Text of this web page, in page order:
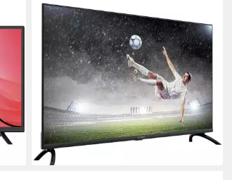
STRONG
40FD5553 LED-Fernseher
Produktdatenblatt
284,90 €
14,15 €mtl. in 24 Raten
lieferbar - in 6-7 Werktagen bei dir